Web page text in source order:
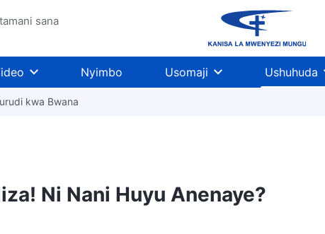
sana
Nyimbo Usomaji Ushuhuda
kwa Bwana
Ni Nani Huyu Anenaye?